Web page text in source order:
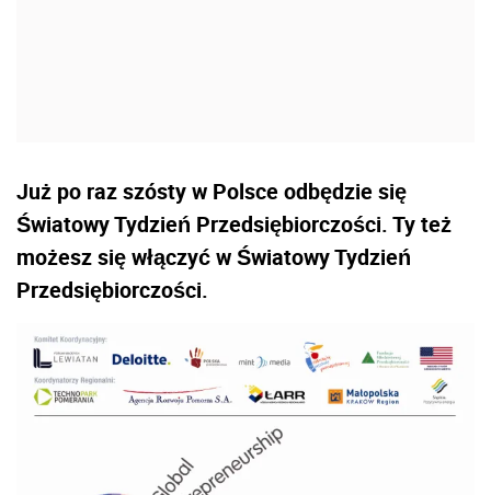
Już po raz szósty w Polsce odbędzie się
Światowy Tydzień Przedsiębiorczości. Ty też
możesz się włączyć w Światowy Tydzień
Przedsiębiorczości.